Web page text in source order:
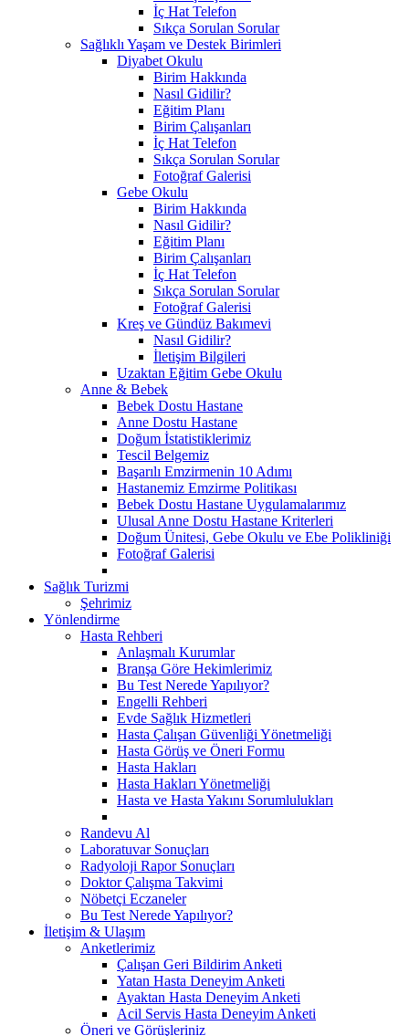
İç Hat Telefon
Sıkça Sorulan Sorular
Sağlıklı Yaşam ve Destek Birimleri
Diyabet Okulu
Birim Hakkında
Nasıl Gidilir?
Eğitim Planı
Birim Çalışanları
İç Hat Telefon
Sıkça Sorulan Sorular
Fotoğraf Galerisi
Gebe Okulu
Birim Hakkında
Nasıl Gidilir?
Eğitim Planı
Birim Çalışanları
İç Hat Telefon
Sıkça Sorulan Sorular
Fotoğraf Galerisi
Kreş ve Gündüz Bakımevi
Nasıl Gidilir?
İletişim Bilgileri
Uzaktan Eğitim Gebe Okulu
Anne & Bebek
Bebek Dostu Hastane
Anne Dostu Hastane
Doğum İstatistiklerimiz
Tescil Belgemiz
Başarılı Emzirmenin 10 Adımı
Hastanemiz Emzirme Politikası
Bebek Dostu Hastane Uygulamalarımız
Ulusal Anne Dostu Hastane Kriterleri
Doğum Ünitesi, Gebe Okulu ve Ebe Polikliniği
Fotoğraf Galerisi
Sağlık Turizmi
Şehrimiz
Yönlendirme
Hasta Rehberi
Anlaşmalı Kurumlar
Branşa Göre Hekimlerimiz
Bu Test Nerede Yapılıyor?
Engelli Rehberi
Evde Sağlık Hizmetleri
Hasta Çalışan Güvenliği Yönetmeliği
Hasta Görüş ve Öneri Formu
Hasta Hakları
Hasta Hakları Yönetmeliği
Hasta ve Hasta Yakını Sorumlulukları
Randevu Al
Laboratuvar Sonuçları
Radyoloji Rapor Sonuçları
Doktor Çalışma Takvimi
Nöbetçi Eczaneler
Bu Test Nerede Yapılıyor?
İletişim & Ulaşım
Anketlerimiz
Çalışan Geri Bildirim Anketi
Yatan Hasta Deneyim Anketi
Ayaktan Hasta Deneyim Anketi
Acil Servis Hasta Deneyim Anketi
Öneri ve Görüşleriniz